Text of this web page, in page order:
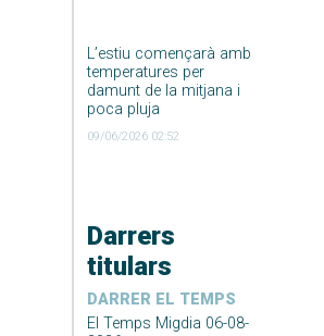
L’estiu començarà amb
temperatures per
damunt de la mitjana i
poca pluja
09/06/2026 02:52
Darrers
titulars
DARRER EL TEMPS
El Temps Migdia 06-08-